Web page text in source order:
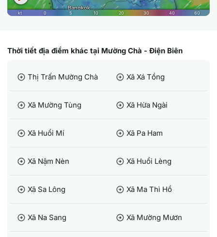
Thời tiết địa điểm khác tại Mường Chà - Điện Biên
arrow_circle_right Thị Trấn Mường Chà arrow_circle_right Xã Xá Tổng
arrow_circle_right Xã Mường Tùng arrow_circle_right Xã Hừa Ngài
arrow_circle_right Xã Huổi Mí arrow_circle_right Xã Pa Ham
arrow_circle_right Xã Nậm Nèn arrow_circle_right Xã Huổi Lèng
arrow_circle_right Xã Sa Lông arrow_circle_right Xã Ma Thì Hồ
arrow_circle_right Xã Na Sang arrow_circle_right Xã Mường Mươn